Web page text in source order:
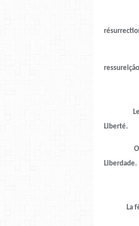
Le
A
Le 25
Liberté.
O 25 de
Liberdade.
La fête